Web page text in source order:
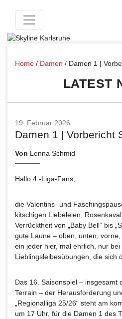
Home / Damen / Damen 1 |
LATEST
19. Februar 2026
Damen 1 | Vorbericht
Von Lenna Schmid
Hallo 4.-Liga-Fans,
die Valentins- und
kitschigen Liebeleien,
Verrücktheit von „Baby Bell“ bis
gute Laune – oben, unten,
ein jeder hier, mal ehrlich, nur bei
Lieblingsleibesübungen, die sich
Das 16. Saisonspiel – insgesamt
Terrain – der Herausforderung
„Regionalliga 25/26“ steht am
um 17 Uhr, für die Damen 1 des